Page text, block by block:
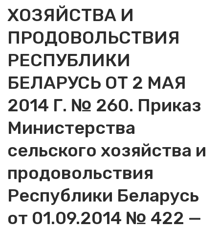
ХОЗЯЙСТВА И
ПРОДОВОЛЬСТВИЯ
РЕСПУБЛИКИ
БЕЛАРУСЬ ОТ 2 МАЯ
2014 Г. № 260. Приказ
Министерства
сельского хозяйства и
продовольствия
Республики Беларусь
от 01.09.2014 № 422 —